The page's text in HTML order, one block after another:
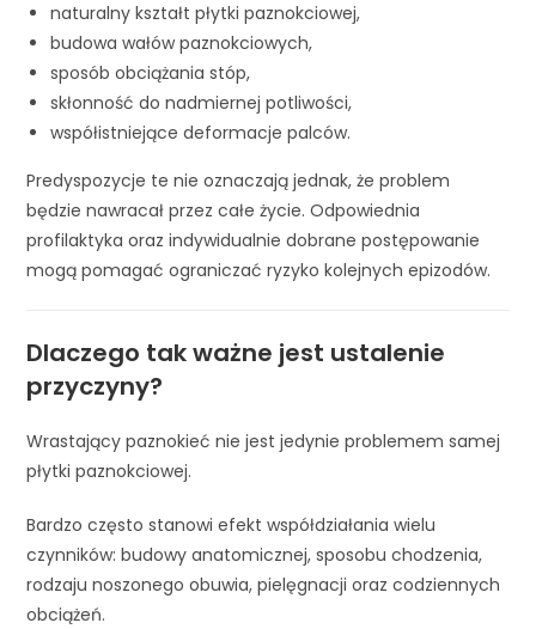
naturalny kształt płytki paznokciowej,
budowa wałów paznokciowych,
sposób obciążania stóp,
skłonność do nadmiernej potliwości,
współistniejące deformacje palców.
Predyspozycje te nie oznaczają jednak, że problem
będzie nawracał przez całe życie. Odpowiednia
profilaktyka oraz indywidualnie dobrane postępowanie
mogą pomagać ograniczać ryzyko kolejnych epizodów.
Dlaczego tak ważne jest ustalenie
przyczyny?
Wrastający paznokieć nie jest jedynie problemem samej
płytki paznokciowej.
Bardzo często stanowi efekt współdziałania wielu
czynników: budowy anatomicznej, sposobu chodzenia,
rodzaju noszonego obuwia, pielęgnacji oraz codziennych
obciążeń.